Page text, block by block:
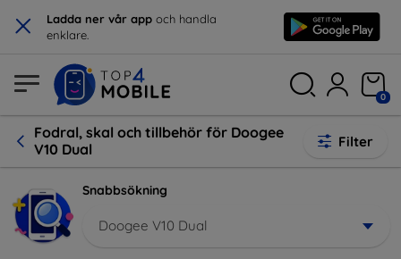
× Ladda ner vår app och handla
enklare.
0
Fodral, skal och tillbehör för Doogee
V10 Dual
Filter
Snabbsökning
Doogee V10 Dual